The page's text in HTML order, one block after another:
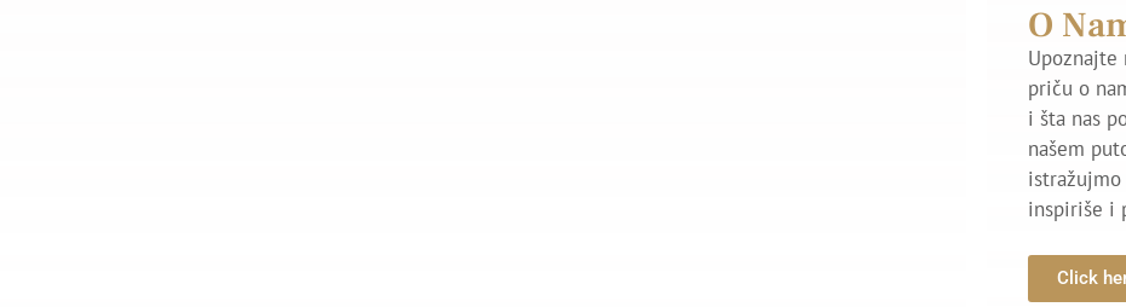
O
Upoznajte
priču o
i šta nas
našem
inspiriše i
Click